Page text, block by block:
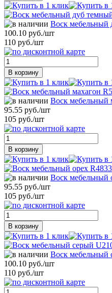
Воск мебельный
100.10 руб./шт
110 руб./шт
В корзину
Воск мебельный
95.55 руб./шт
105 руб./шт
В корзину
Воск мебельный
95.55 руб./шт
105 руб./шт
В корзину
Воск мебельный
100.10 руб./шт
110 руб./шт